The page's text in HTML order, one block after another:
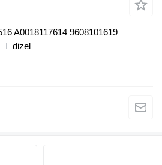
A0018117614 9608101619
dizel